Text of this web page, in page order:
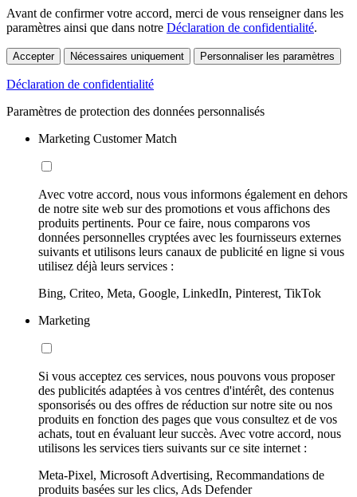
Avant de confirmer votre accord, merci de vous renseigner dans les
paramètres ainsi que dans notre Déclaration de confidentialité.
Accepter Nécessaires uniquement Personnaliser les paramètres
Déclaration de confidentialité
Paramètres de protection des données personnalisés
Marketing Customer Match
Avec votre accord, nous vous informons également en dehors
de notre site web sur des promotions et vous affichons des
produits pertinents. Pour ce faire, nous comparons vos
données personnelles cryptées avec les fournisseurs externes
suivants et utilisons leurs canaux de publicité en ligne si vous
utilisez déjà leurs services :
Bing, Criteo, Meta, Google, LinkedIn, Pinterest, TikTok
Marketing
Si vous acceptez ces services, nous pouvons vous proposer
des publicités adaptées à vos centres d'intérêt, des contenus
sponsorisés ou des offres de réduction sur notre site ou nos
produits en fonction des pages que vous consultez et de vos
achats, tout en évaluant leur succès. Avec votre accord, nous
utilisons les services tiers suivants sur ce site internet :
Meta-Pixel, Microsoft Advertising, Recommandations de
produits basées sur les clics, Ads Defender